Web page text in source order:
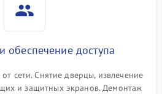
обеспечение доступа
сети. Снятие дверцы, извлечение
и защитных экранов. Демонтаж